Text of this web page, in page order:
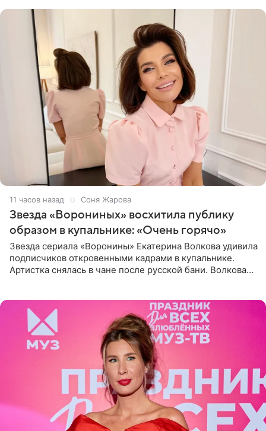
11 часов назад Соня Жарова
Звезда «Ворониных» восхитила публику
образом в купальнике: «Очень горячо»
Звезда сериала «Воронины» Екатерина Волкова удивила
подписчиков откровенными кадрами в купальнике.
Артистка снялась в чане после русской бани. Волкова